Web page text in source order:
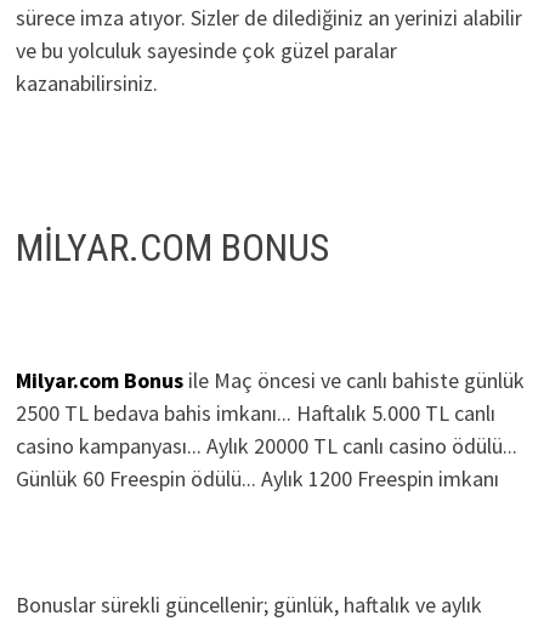
sürece imza atıyor. Sizler de dilediğiniz an yerinizi alabilir
ve bu yolculuk sayesinde çok güzel paralar
kazanabilirsiniz.
MİLYAR.COM BONUS
Milyar.com Bonusile Maç öncesi ve canlı bahiste günlük
2500 TL bedava bahis imkanı... Haftalık 5.000 TL canlı
casino kampanyası... Aylık 20000 TL canlı casino ödülü...
Günlük 60 Freespin ödülü... Aylık 1200 Freespin imkanı
Bonuslar sürekli güncellenir; günlük, haftalık ve aylık